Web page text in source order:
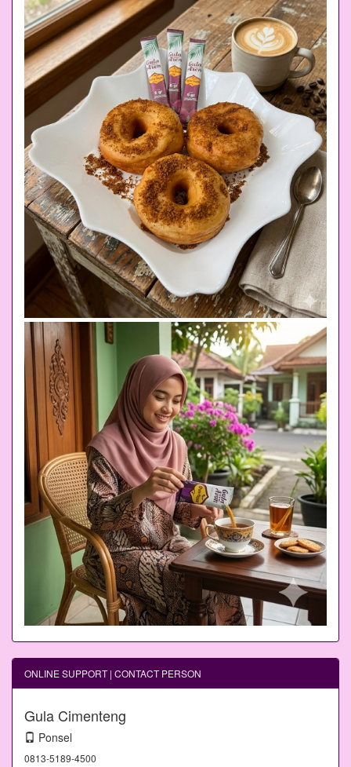
ONLINE SUPPORT | CONTACT PERSON
Gula Cimenteng
Ponsel
0813-5189-4500